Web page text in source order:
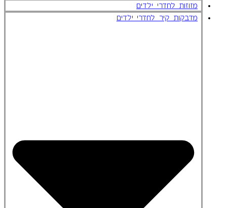
מזוזות לחדרי ילדים
מדבקות קיר לחדרי ילדים